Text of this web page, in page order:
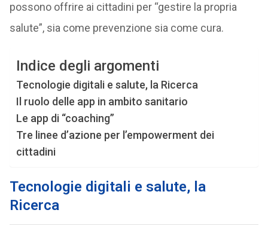
possono offrire ai cittadini per “gestire la propria
salute”, sia come prevenzione sia come cura.
Indice degli argomenti
Tecnologie digitali e salute, la Ricerca
Il ruolo delle app in ambito sanitario
Le app di “coaching”
Tre linee d’azione per l’empowerment dei
cittadini
Tecnologie digitali e salute, la
Ricerca